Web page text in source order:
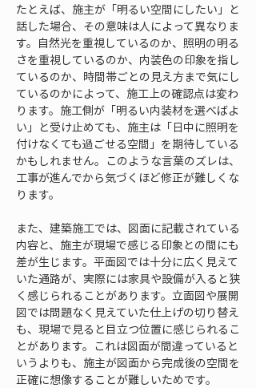
たとえば、施主が「明るい空間にしたい」と
話した場合、その意味は人によって異なりま
す。自然光を重視しているのか、照明の明る
さを重視しているのか、内装色の印象を指し
ているのか、時間帯ごとの見え方まで気にし
ているのかによって、施工上の確認点は変わ
ります。施工側が「明るい内装材を選べばよ
い」と受け止めても、施主は「日中に照明を
付けなくても過ごせる空間」を期待している
かもしれません。このような言葉のズレは、
工事が進んでから気づくほど修正が難しくな
ります。
また、建築施工では、図面に記載されている
内容と、施主が現場で感じる印象との間にも
差が生じます。平面図では十分に広く見えて
いた通路が、実際には家具や設備が入ると狭
く感じられることがあります。立面図や展開
図では問題なく見えていた仕上げの切り替え
も、現場で見ると目立つ位置に感じられるこ
とがあります。これは図面が間違っていると
いうよりも、施主が図面から完成後の空間を
正確に想像することが難しいためです。